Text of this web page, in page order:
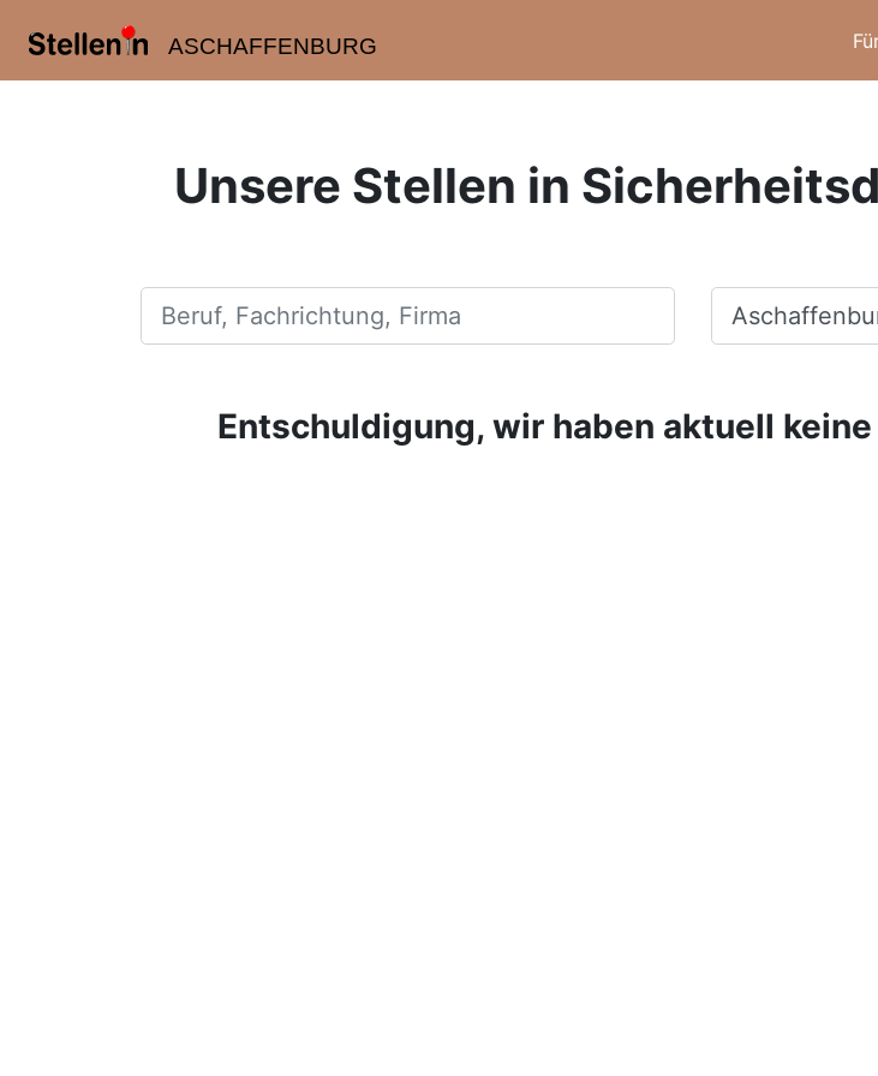
ASCHAFFENBURG
Unsere Stellen in
Beruf, Fachrichtung, Firma Ort, Stadt
Entschuldigung, wir haben aktuell